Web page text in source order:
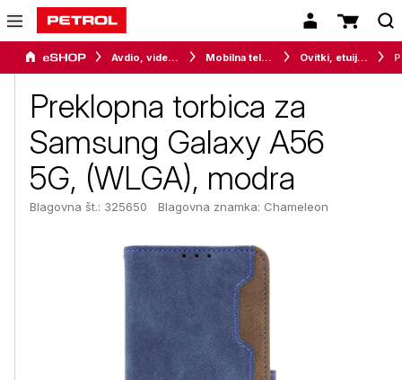
Avdio, video in telefonija Mobilna telefonija Ovitki, etuiji, torbice in držala
Preklopna torbica za
Samsung Galaxy A56
5G, (WLGA), modra
Blagovna št.: 325650 Blagovna znamka: Chameleon